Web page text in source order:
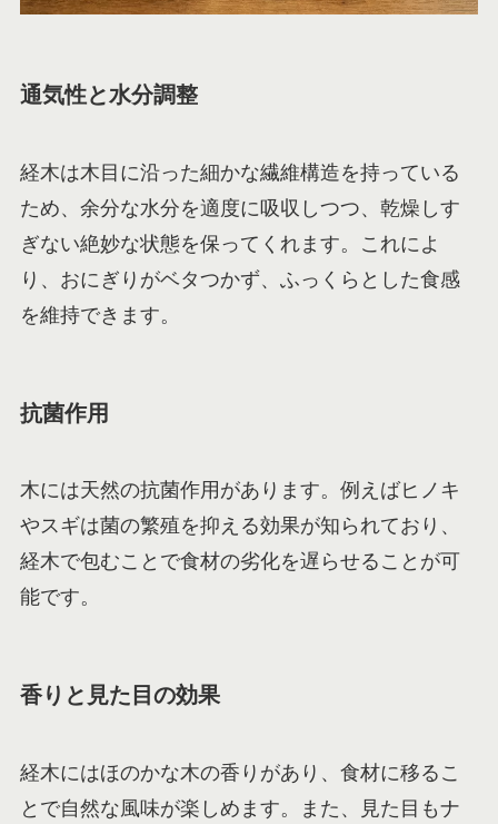
通気性と水分調整
経木は木目に沿った細かな繊維構造を持っている
ため、余分な水分を適度に吸収しつつ、乾燥しす
ぎない絶妙な状態を保ってくれます。これによ
り、おにぎりがベタつかず、ふっくらとした食感
を維持できます。
抗菌作用
木には天然の抗菌作用があります。例えばヒノキ
やスギは菌の繁殖を抑える効果が知られており、
経木で包むことで食材の劣化を遅らせることが可
能です。
香りと見た目の効果
経木にはほのかな木の香りがあり、食材に移るこ
とで自然な風味が楽しめます。また、見た目もナ